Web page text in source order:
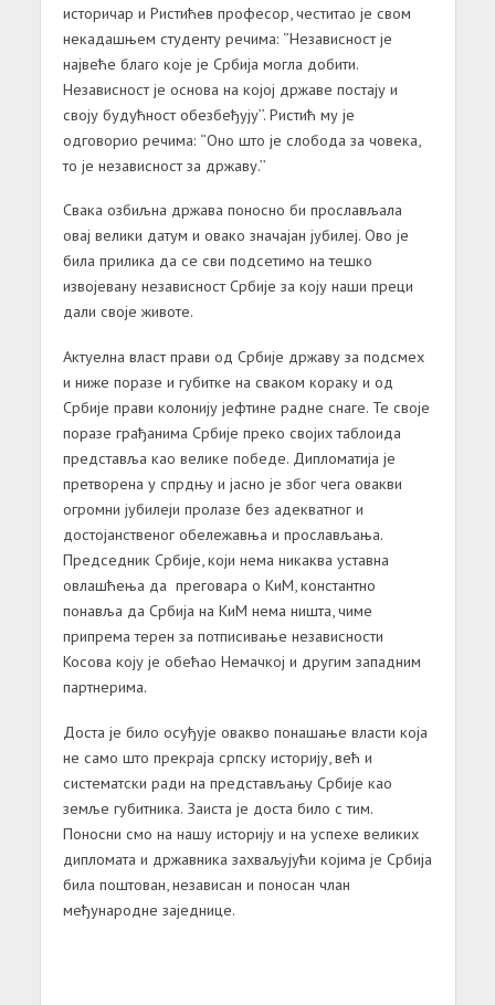
историчар и Ристићев професор, честитао је свом
некадашњем студенту речима: ‘’Независност је
највеће благо које је Србија могла добити.
Независност је основа на којој државе постају и
своју будућност обезбеђују’’. Ристић му је
одговорио речима: ‘’Оно што је слобода за човека,
то је независност за државу.’’
Свака озбиљна држава поносно би прослављала
овај велики датум и овако значајан јубилеј. Ово је
била прилика да се сви подсетимо на тешко
извојевану независност Србије за коју наши преци
дали своје животе.
Актуелна власт прави од Србије државу за подсмех
и ниже поразе и губитке на сваком кораку и од
Србије прави колонију јефтине радне снаге. Те своје
поразе грађанима Србије преко својих таблоида
представља као велике победе. Дипломатија је
претворена у спрдњу и јасно је због чега овакви
огромни јубилеји пролазе без адекватног и
достојанственог обележавња и прослављања.
Председник Србије, који нема никаква уставна
овлашћења да преговара о КиМ, константно
понавља да Србија на КиМ нема ништа, чиме
припрема терен за потписивање независности
Косова коју је обећао Немачкој и другим западним
партнерима.
Доста је било осуђује овакво понашање власти која
не само што прекраја српску историју, већ и
систематски ради на представљању Србије као
земље губитника. Заиста је доста било с тим.
Поносни смо на нашу историју и на успехе великих
дипломата и државника захваљујући којима је Србија
била поштован, независан и поносан члан
међународне заједнице.